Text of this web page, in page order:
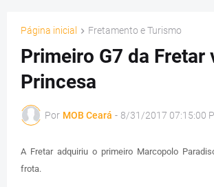
Página inicial Fretamento e Turismo
Primeiro G7 da Fretar
Princesa
Por MOB Ceará - 8/31/2017 07:15:00
A Fretar adquiriu o primeiro Marcopolo
frota.